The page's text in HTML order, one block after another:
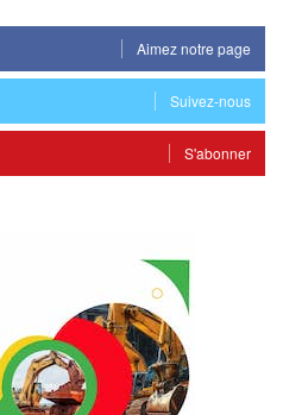
Aimez notre page
Suivez-nous
S'abonner